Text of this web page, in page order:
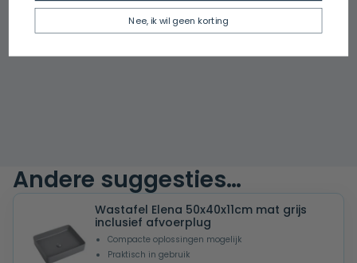
Andere suggesties…
Wastafel Elena 50x40x11cm mat grijs
inclusief afvoerplug
Compacte oplossingen mogelijk
Praktisch in gebruik
Nee, ik wil geen korting